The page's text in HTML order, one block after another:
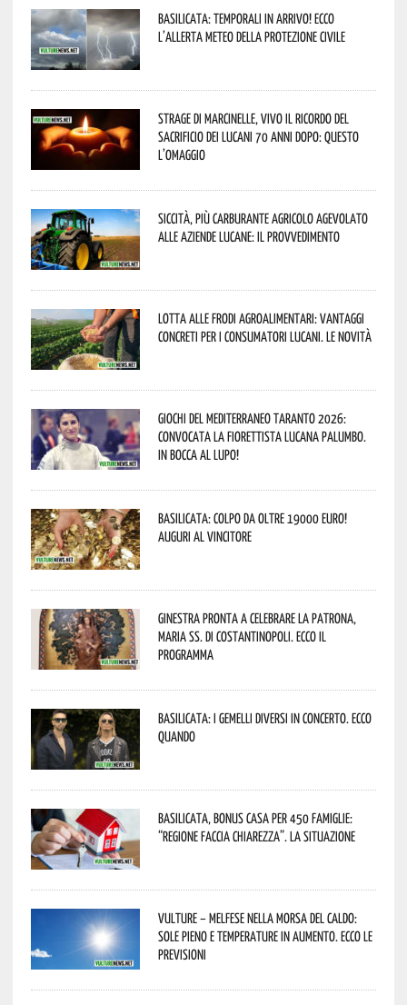
Basilicata: temporali in arrivo! Ecco
l’allerta meteo della Protezione civile
Strage di Marcinelle, vivo il ricordo del
sacrificio dei lucani 70 anni dopo: questo
l’omaggio
Siccità, più carburante agricolo agevolato
alle aziende lucane: il provvedimento
Lotta alle frodi agroalimentari: vantaggi
concreti per i consumatori lucani. Le novità
Giochi del Mediterraneo Taranto 2026:
convocata la fiorettista lucana Palumbo.
In bocca al lupo!
Basilicata: colpo da oltre 19000 Euro!
Auguri al vincitore
Ginestra pronta a celebrare la Patrona,
Maria SS. di Costantinopoli. Ecco il
programma
Basilicata: i Gemelli DiVersi in concerto. Ecco
quando
Basilicata, Bonus casa per 450 famiglie:
“Regione faccia chiarezza”. La situazione
Vulture – melfese nella morsa del caldo:
sole pieno e temperature in aumento. Ecco le
previsioni